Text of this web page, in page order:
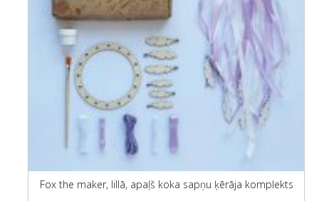
Fox the maker, lillā, apaļš koka sapņu ķērāja komplekts